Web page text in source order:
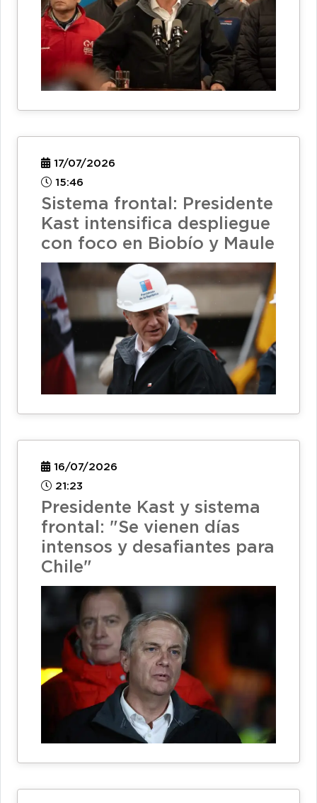
17/07/2026
15:46
Sistema frontal: Presidente
Kast intensifica despliegue
con foco en Biobío y Maule
16/07/2026
21:23
Presidente Kast y sistema
frontal: "Se vienen días
intensos y desafiantes para
Chile"